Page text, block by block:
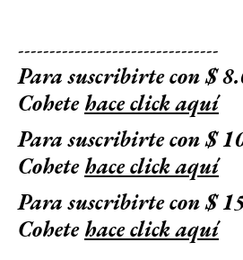
--------------------------------
Para suscribirte con $
Cohetehace click aquí
Para suscribirte con $
Cohetehace click aquí
Para suscribirte con $
Cohetehace click aquí